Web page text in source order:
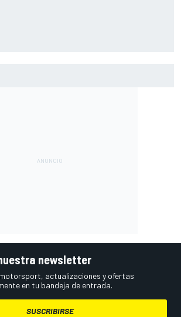
newsletter
actualizaciones y ofertas
en tu bandeja de entrada.
SUSCRIBIRSE